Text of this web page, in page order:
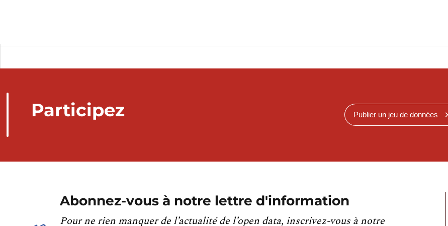
Participez Publier un jeu de données
Abonnez-vous à notre lettre d'information
Pour ne rien manquer de l’actualité de l’open data, inscrivez-vous à notre